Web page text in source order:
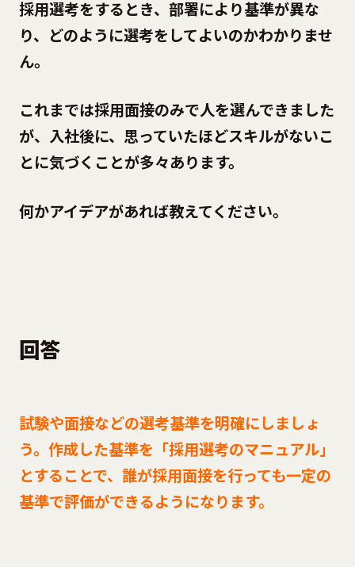
採用選考をするとき、部署により基準が異な
り、どのように選考をしてよいのかわかりませ
ん。
これまでは採用面接のみで人を選んできました
が、入社後に、思っていたほどスキルがないこ
とに気づくことが多々あります。
何かアイデアがあれば教えてください。
回答
試験や面接などの選考基準を明確にしましょ
う。作成した基準を「採用選考のマニュアル」
とすることで、誰が採用面接を行っても一定の
基準で評価ができるようになります。